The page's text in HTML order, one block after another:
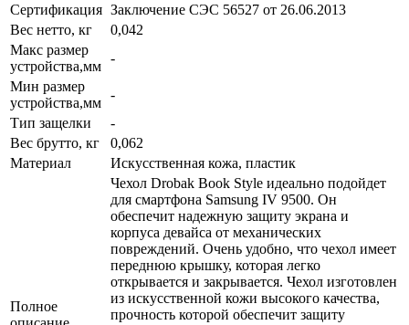
Сертификация Заключение СЭС 56527 от 26.06.2013
Вес нетто, кг
0,042
Макс размер
устройства,мм
-
Мин размер
устройства,мм
-
Тип защелки
-
Вес брутто, кг
0,062
Материал
Искусственная кожа, пластик
Полное
Чехол Drobak Book Style идеально подойдет
для смартфона Samsung IV 9500. Он
обеспечит надежную защиту экрана и
корпуса девайса от механических
повреждений. Очень удобно, что чехол имеет
переднюю крышку, которая легко
открывается и закрывается. Чехол изготовлен
из искусственной кожи высокого качества,
прочность которой обеспечит защиту